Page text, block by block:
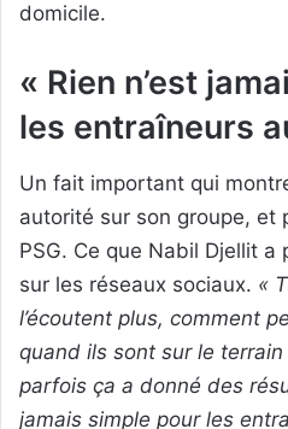
domicile.
« Rien n’est
les entraîneurs
Un fait important qui
autorité sur son groupe, et
PSG. Ce que Nabil Djellit a
sur les réseaux sociaux. «
l’écoutent plus, comment
quand ils sont sur le terrain
parfois ça a donné des
jamais simple pour les